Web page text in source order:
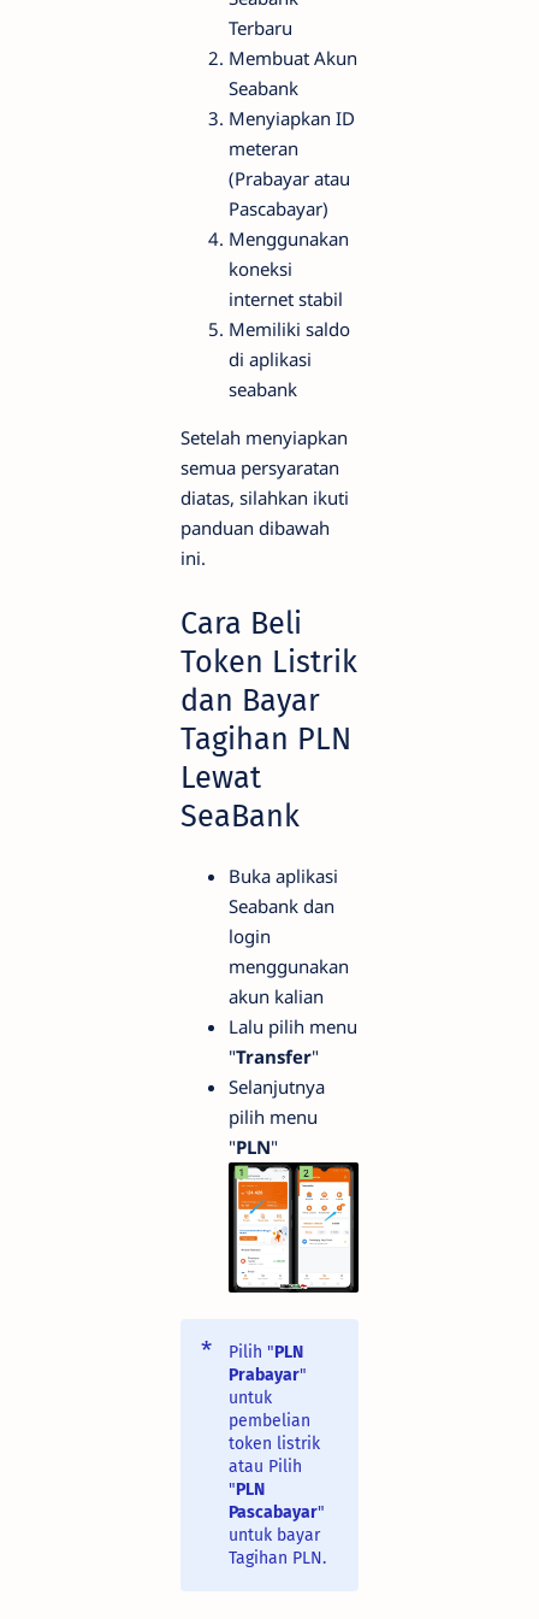
Terbaru
Membuat Akun
Seabank
Menyiapkan ID
meteran
(Prabayar atau
Pascabayar)
Menggunakan
koneksi
internet stabil
Memiliki saldo
di aplikasi
seabank
Setelah menyiapkan
semua persyaratan
diatas, silahkan ikuti
panduan dibawah
ini.
Cara Beli
Token Listrik
dan Bayar
Tagihan PLN
Lewat
SeaBank
Buka aplikasi
Seabank dan
login
menggunakan
akun kalian
Lalu pilih menu
"Transfer"
Selanjutnya
pilih menu
"PLN"
Pilih "PLN
Prabayar"
untuk
pembelian
token listrik
atau Pilih
"PLN
Pascabayar"
untuk bayar
Tagihan PLN.